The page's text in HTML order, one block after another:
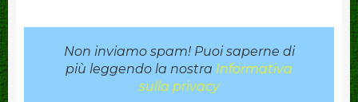
Non inviamo spam! Puoi saperne di
più leggendo la nostra Informativa
sulla privacy